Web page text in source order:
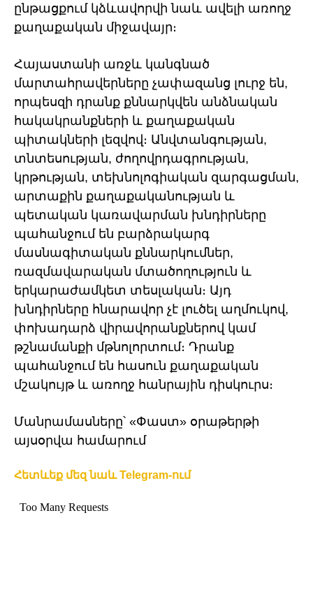
ընթացքում կձևավորվի նաև ավելի առողջ
քաղաքական միջավայր։
Հայաստանի առջև կանգնած
մարտահրավերները չափազանց լուրջ են,
որպեսզի դրանք քննարկվեն անձնական
հակակրանքների և քաղաքական
պիտակների լեզվով։ Անվտանգության,
տնտեսության, ժողովրդագրության,
կրթության, տեխնոլոգիական զարգացման,
արտաքին քաղաքականության և
պետական կառավարման խնդիրները
պահանջում են բարձրակարգ
մասնագիտական քննարկումներ,
ռազմավարական մտածողություն և
երկարաժամկետ տեսլական։ Այդ
խնդիրները հնարավոր չէ լուծել աղմուկով,
փոխադարձ վիրավորանքներով կամ
թշնամանքի մթնոլորտում։ Դրանք
պահանջում են հասուն քաղաքական
մշակույթ և առողջ հանրային դիսկուրս։
Մանրամասները՝ «Փաստ» օրաթերթի
այսօրվա համարում
Հետևեք մեզ նաև Telegram-ում